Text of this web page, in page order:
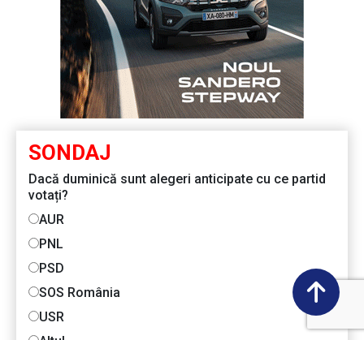
SONDAJ
Dacă duminică sunt alegeri anticipate cu ce partid
votați?
AUR
PNL
PSD
SOS România
USR